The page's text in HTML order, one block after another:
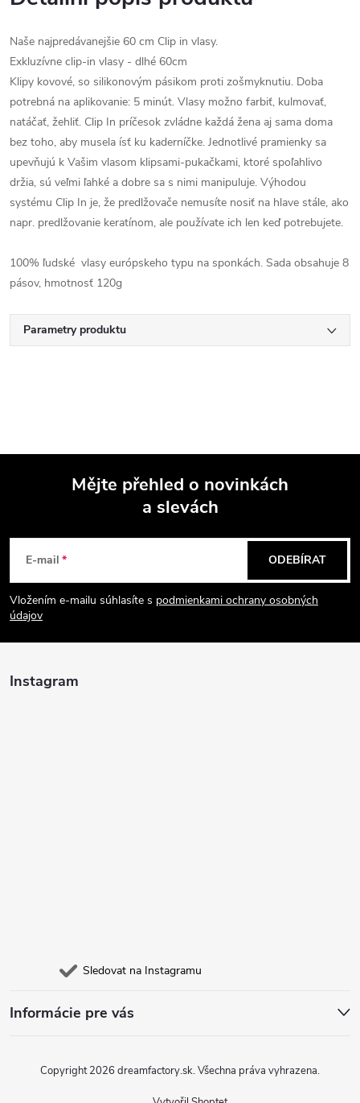
Naše najpredávanejšie 60 cm Clip in vlasy.
Exkluzívne clip-in vlasy - dlhé 60cm
Klipy kovové, so silikonovým pásikom proti zošmyknutiu. Doba
potrebná na aplikovanie: 5 minút. Vlasy možno farbiť, kulmovať,
natáčať, žehliť. Clip In príčesok zvládne každá žena aj sama doma
bez toho, aby musela ísť ku kaderníčke. Jednotlivé pramienky sa
upevňujú k Vašim vlasom klipsami-pukačkami, ktoré spoľahlivo
držia, sú veľmi ľahké a dobre sa s nimi manipuluje. Výhodou
systému Clip In je, že predlžovače nemusíte nosiť na hlave stále, ako
napr. predlžovanie keratínom, ale používate ich len keď potrebujete.
100% ľudské vlasy európskeho typu na sponkách. Sada obsahuje 8
pásov, hmotnosť 120g
Parametry produktu
p
a
Mějte přehled o novinkách
a slevách
E-mail
Vložením e-mailu súhlasíte s podmienkami ochrany osobných
údajov
ODEBÍRAT
Instagram
Sledovat na Instagramu
Informácie pre vás
Copyright 2026 dreamfactory.sk. Všechna práva vyhrazena.